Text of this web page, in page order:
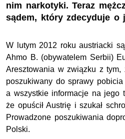
nim narkotyki. Teraz
sądem, który zdecyduje o
W lutym 2012 roku austriacki
Ahmo B. (obywatelem Serbii)
Aresztowania w związku z tym,
poszukiwany do sprawy
a wszystkie informacje na jego
że opuścił Austrię i szukał
Prowadzone poszukiwania
Polski.